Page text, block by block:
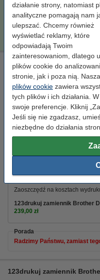
działanie strony, natomiast
analityczne pomagają nam
ulepszać. Chcemy również
wyświetlać reklamy, które
odpowiadają Twoim
zainteresowaniom, dlatego
plików cookie do
stronie, jak i poza nią. Nasza
plików cookie zawiera
tych plików i ich działania.
swoje preferencje. Kliknij
Jeśli się nie zgadzasz,
niezbędne do działania
Porada
Radzimy Państwu zakupić ten
tonera Brother.
Brother DR-3400 bęben
standard
Kliknij i
Dostępny
Zamów
Za
Zaoszczędź ponad60%w
Zaoszczędź na kosztach
123drukuj zamiennik Brother
239,00 zł
Porada
Radzimy Państwu, zamiast
123drukuj zamiennik